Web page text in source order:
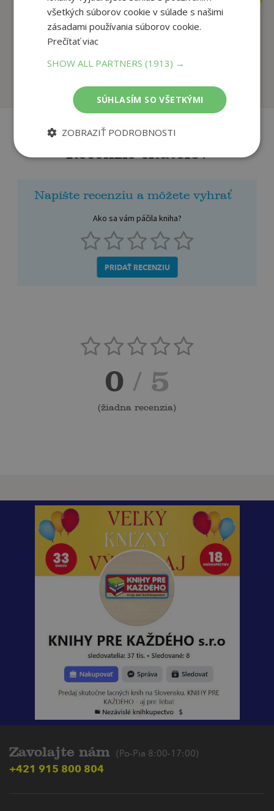
Letná kniha aktivít
Recenzie čitateľov
Napíšte recenziu a môžete vyhrať
Ako sa vám páčila kniha?
PRIDAŤ RECENZIU
0 / 5
(žiadna recenzia)
Zavolajte nám (Po-Pia 8:00-17:00)
+421 915 800 804
všetkých súborov cookie v súlade s našimi
zásadami používania súborov cookie.
Prečítať viac
SHOW ALL PARTNERS(1913) →
SÚHLASÍM SO VŠETKÝMI
ZOBRAZIŤ PODROBNOSTI